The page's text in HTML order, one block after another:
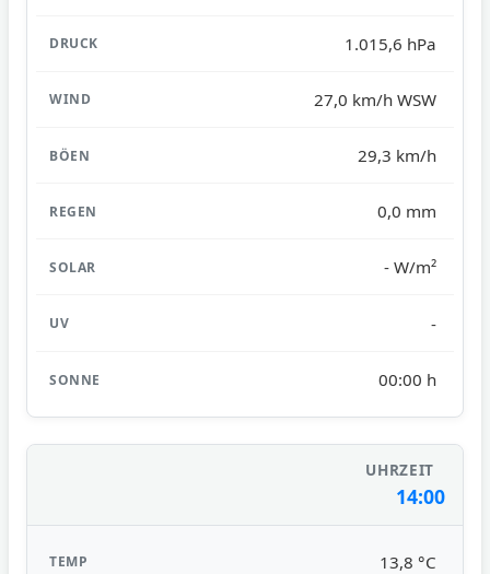
1.015,6 hPa
27,0 km/h WSW
29,3 km/h
0,0 mm
- W/m²
-
00:00 h
14:00
13,8 °C